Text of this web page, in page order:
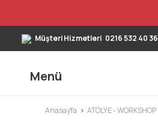
Müşteri Hizmetleri 0216 532 40 36
Menü
Anasayfa ATÖLYE - WORKSHOP